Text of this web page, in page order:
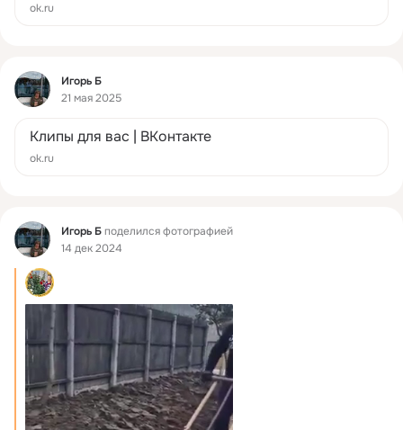
ok.ru
Фид
Игорь Б
21 мая 2025
Клипы для вас | ВКонтакте
ok.ru
Фид Игорь Бподелился фотографией
14 дек 2024